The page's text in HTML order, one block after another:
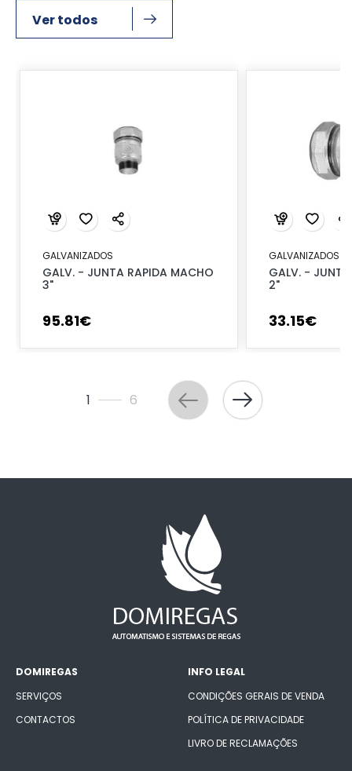
Ver todos
GALVANIZADOS
GALV. - JUNTA RAPIDA MACHO
3"
95.81€
GALVANIZADOS
GALV. - JUNTA
2"
33.15€
1 6
DOMIREGAS
SERVIÇOS
CONTACTOS
INFO LEGAL
CONDIÇÕES GERAIS DE VENDA
POLÍTICA DE PRIVACIDADE
LIVRO DE RECLAMAÇÕES